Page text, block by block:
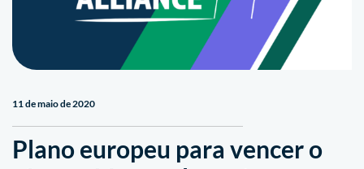
11 de maio de 2020
Plano europeu para vencer o